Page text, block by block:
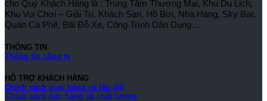
cho Quý Khách Hàng là : Trung Tâm Thương Mại, Khu Du Lịch,
Khu Vui Chơi – Giải Trí, Khách Sạn, Hồ Bơi, Nhà Hàng, Sky Bar,
Quán Cà Phê, Bãi Đỗ Xe, Công Trình Dân Dụng…
THÔNG TIN
Thông tin công ty
HỖ TRỢ KHÁCH HÀNG
Chính sách giao hàng và lắp đặt
Chính sách bán hàng và chất lượng